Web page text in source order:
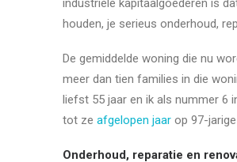
industriële kapitaalgoederen is
houden, je serieus onderhoud,
De gemiddelde woning die nu
meer dan tien families in die
liefst 55 jaar en ik als nummer 6
tot ze afgelopen jaar op 97-
Onderhoud, reparatie en